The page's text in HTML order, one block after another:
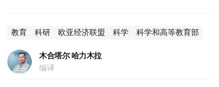
教育 科研 欧亚经济联盟 科学 科学和高等教育部
木合塔尔 哈力木拉
编译